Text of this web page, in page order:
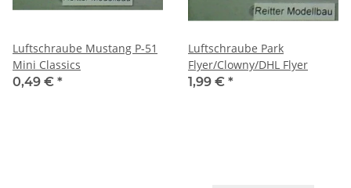
Luftschraube Mustang P-51
Mini Classics
0,49 € *
Luftschraube Park
Flyer/Clowny/DHL Flyer
1,99 € *